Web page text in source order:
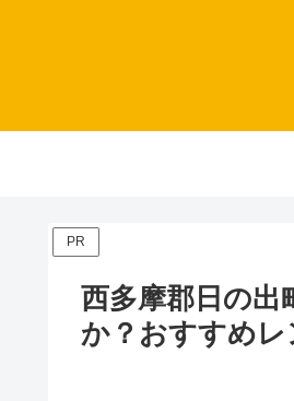
PR
西多摩郡日の出
か？おすすめ